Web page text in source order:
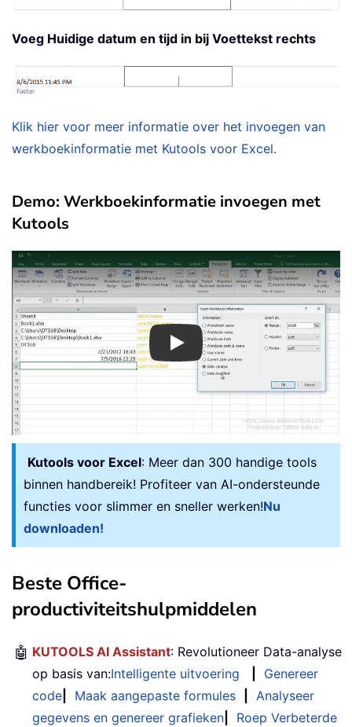
Voeg Huidige datum en tijd in bij Voettekst rechts
Klik hier voor meer informatie over het invoegen van
werkboekinformatie met Kutools voor Excel.
Demo: Werkboekinformatie invoegen met
Kutools
Play
Kutools voor Excel: Meer dan 300 handige tools
binnen handbereik! Profiteer van AI-ondersteunde
functies voor slimmer en sneller werken!Nu
downloaden!
Beste Office-
productiviteitshulpmiddelen
🤖 KUTOOLS AI Assistant: Revolutioneer Data-analyse
op basis van:Intelligente uitvoering
Genereer
code
Maak aangepaste formules
Analyseer
gegevens en genereer grafieken
Roep Verbeterde